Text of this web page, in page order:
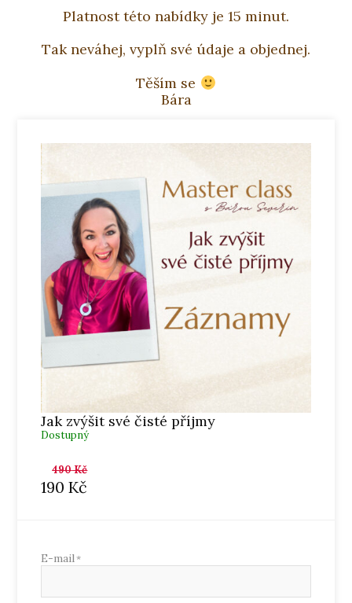
Platnost této nabídky je 15 minut.
Tak neváhej, vyplň své údaje a objednej.
Těším se
Bára
Jak zvýšit své čisté příjmy
Dostupný
490Kč
190 Kč
E-mail*